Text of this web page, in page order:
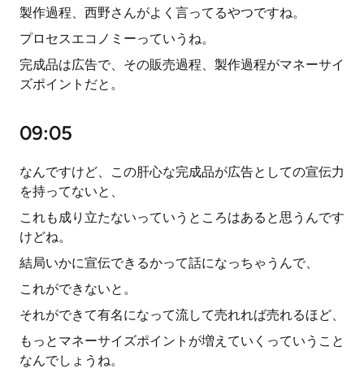
製作過程、西野さんがよく言ってるやつですね。
プロセスエコノミーっていうね。
完成品は広告で、その販売過程、製作過程がマネーサイ
ズポイントだと。
09:05
なんですけど、この肝心な完成品が広告としての宣伝力
を持ってないと、
これも成り立たないっていうところはあると思うんです
けどね。
結局いかに宣伝できるかって話になっちゃうんで、
これができないと。
それができて有名になって流して売れれば売れるほど、
もっとマネーサイズポイントが増えていくっていうこと
なんでしょうね。